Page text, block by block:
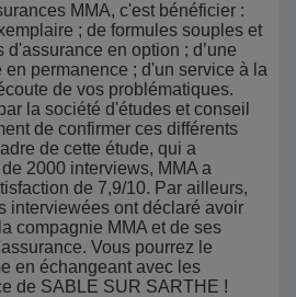
MMA, c'est bénéficier :
; de formules souples et
en option ; d’une
permanence ; d'un service à la
de vos problématiques.
la société d'études et conseil
de confirmer ces différents
de cette étude, qui a
2000 interviews, MMA a
de 7,9/10. Par ailleurs,
interviewées ont déclaré avoir
compagnie MMA et de ses
Vous pourrez le
en échangeant avec les
de SABLE SUR SARTHE !